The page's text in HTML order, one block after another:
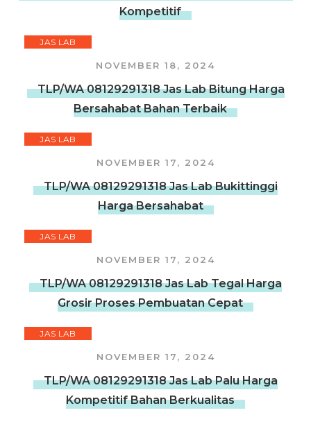
Kompetitif
JAS LAB
NOVEMBER 18, 2024
TLP/WA 08129291318 Jas Lab Bitung Harga
Bersahabat Bahan Terbaik
JAS LAB
NOVEMBER 17, 2024
TLP/WA 08129291318 Jas Lab Bukittinggi
Harga Bersahabat
JAS LAB
NOVEMBER 17, 2024
TLP/WA 08129291318 Jas Lab Tegal Harga
Grosir Proses Pembuatan Cepat
JAS LAB
NOVEMBER 17, 2024
TLP/WA 08129291318 Jas Lab Palu Harga
Kompetitif Bahan Berkualitas